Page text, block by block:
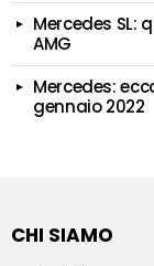
Mercedes
AMG
Mercedes:
gennaio 2022
CHI SIAMO